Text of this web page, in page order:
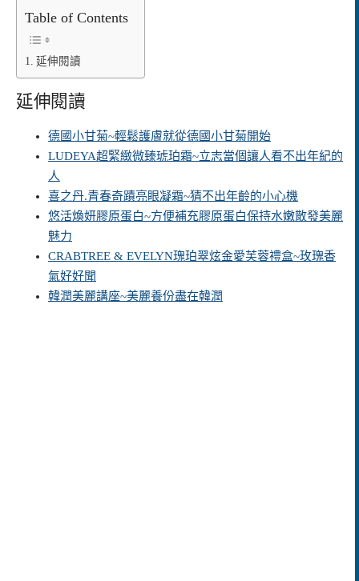
Table of Contents
延伸閱讀
延伸閱讀
德國小甘菊~輕鬆護膚就從德國小甘菊開始
LUDEYA超緊緻微臻琥珀霜~立志當個讓人看不出年紀的
人
喜之丹.青春奇蹟亮眼凝霜~猜不出年齡的小心機
悠活煥妍膠原蛋白~方便補充膠原蛋白保持水嫩散發美麗
魅力
CRABTREE & EVELYN瑰珀翠炫金愛芙蓉禮盒~玫瑰香
氣好好聞
韓潤美麗講座~美麗養份盡在韓潤